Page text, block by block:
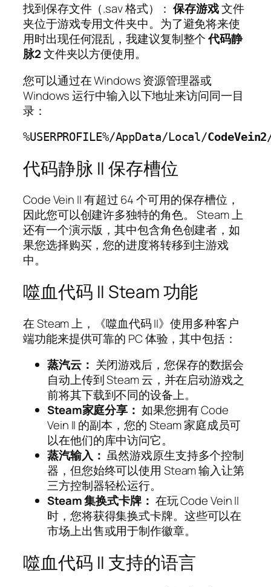
找到保存文件（.sav 格式）：保存游戏文件
夹位于游戏专用文件夹中。为了避免将来使
用时出现任何混乱，我建议复制整个代码静
脉2文件夹以方便使用。
您可以通过在 Windows 资源管理器或
Windows 运行中输入以下地址来访问同一目
录：
%USERPROFILE%/AppData/Local/CodeVein2
代码静脉 II 保存槽位
Code Vein II 有超过 64 个可用的保存槽位，
因此您可以创建许多独特的角色。 Steam 上
还有一个演示版，其中包含角色创建者，如
果您选择购买，您的进度将转移到主游戏
中。
噬血代码 II Steam 功能
在 Steam 上，《噬血代码 II》使用多种客户
端功能来提供可靠的 PC 体验，其中包括：
蒸汽云： 关闭游戏后，您保存的数据会
自动上传到 Steam 云，并在启动游戏之
前将其下载到不同的设备上。
Steam家庭分享： 如果您拥有 Code
Vein II 的副本，您的 Steam 家庭成员可
以在他们的库中访问它。
蒸汽输入： 虽然游戏原生支持多个控制
器，但您始终可以使用 Steam 输入让第
三方控制器轻松运行。
Steam 集换式卡牌： 在玩 Code Vein II
时，您将获得集换式卡牌。这些可以在
市场上出售或用于制作徽章。
噬血代码 II 支持的语言